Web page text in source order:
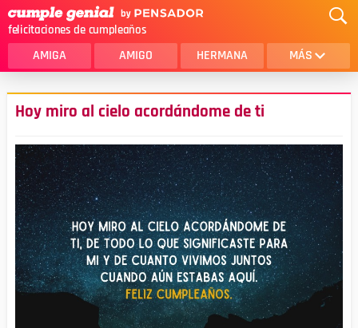
felicitaciones de cumpleaños
AMIGA AMIGO HERMANA MÁS
MAMA
AMOR
SOBRINA
HIJA
HERMANO
HIJO
NOVIA
ESPOSO
PAPA
HOMBRE
TIA
CUÑADA
ALGUIEN ESPECIAL
PRIMO
Hoy miro al cielo acordándome de ti